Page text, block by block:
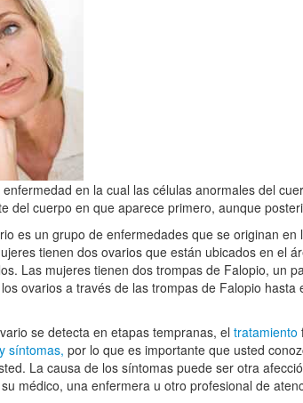
en la cual las células anormales del
del cuerpo en que aparece primero, aunque
es un grupo de enfermedades que se originan
tienen dos ovarios que están ubicados en el
Las mujeres tienen dos trompas de Falopio, un
ovarios a través de las trompas de Falopio
se detecta en etapas tempranas, el tratamiento
síntomas, por lo que es importante que usted
La causa de los síntomas puede ser otra
médico, una enfermera u otro profesional de